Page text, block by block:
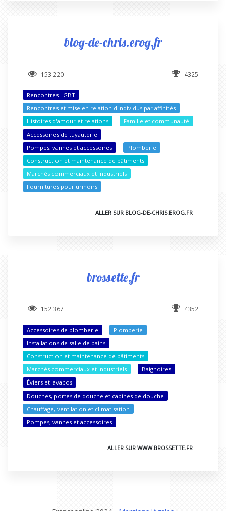
blog-de-chris.erog.fr
153 220 4325
Rencontres LGBT
Rencontres et mise en relation d'individus par affinités
Histoires d'amour et relations
Famille et communauté
Accessoires de tuyauterie
Pompes, vannes et accessoires
Plomberie
Construction et maintenance de bâtiments
Marchés commerciaux et industriels
Fournitures pour urinoirs
ALLER SUR BLOG-DE-CHRIS.EROG.FR
brossette.fr
152 367 4352
Accessoires de plomberie
Plomberie
Installations de salle de bains
Construction et maintenance de bâtiments
Marchés commerciaux et industriels
Baignoires
Éviers et lavabos
Douches, portes de douche et cabines de douche
Chauffage, ventilation et climatisation
Pompes, vannes et accessoires
ALLER SUR WWW.BROSSETTE.FR